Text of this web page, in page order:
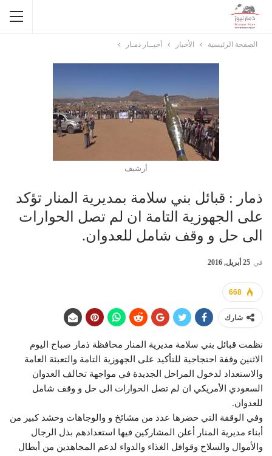
الصفحة الرئيسية الأخبار أخبــار ذمـار
أرشيف
ذمار : قبائل بني سلامة بمديرية المنار تؤكد
على الجهوزية التامة ان لم تصل الحوارات
الى حل و وقف شامل للعدوان.
في 25 أبريل, 2016
668
شارك
نظمت قبائل بني سلامة مديرية المنار محافظة ذمار صباح اليوم
الاثنين وقفة احتجاجية للتأكيد على الجهوزية التامة والتعبئة العامة
والاستعداد لدخول المراحل الجديدة في مواجهة تحالف العدوان
السعودي الأمريكي ان لم تصل الحوارات الى حل و وقف شامل
للعدوان.
وفي الوقفة التي حضرها عدد من مشائخ و والوجاهات وحشد كبير من
أبناء مديرية المنار أعلن المشاركين فيها استعدادهم بذل الرجال
والأموال والسلاح وقوافل الغذاء والدواء لدعم المجاهدين من أبطال